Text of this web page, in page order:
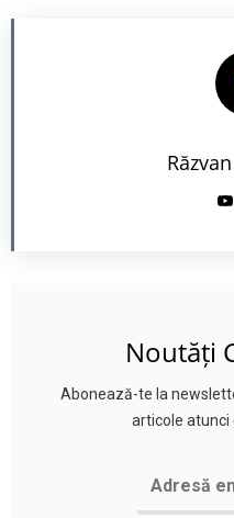
Noutăți
Abonează-te la
articole atunci